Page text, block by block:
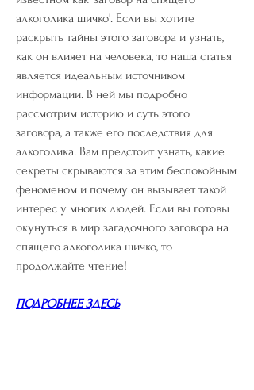
алкоголика шичко'. Если вы хотите
раскрыть тайны этого заговора и узнать,
как он влияет на человека, то наша статья
является идеальным источником
информации. В ней мы подробно
рассмотрим историю и суть этого
заговора, а также его последствия для
алкоголика. Вам предстоит узнать, какие
секреты скрываются за этим беспокойным
феноменом и почему он вызывает такой
интерес у многих людей. Если вы готовы
окунуться в мир загадочного заговора на
спящего алкоголика шичко, то
продолжайте чтение!
ПОДРОБНЕЕ ЗДЕСЬ